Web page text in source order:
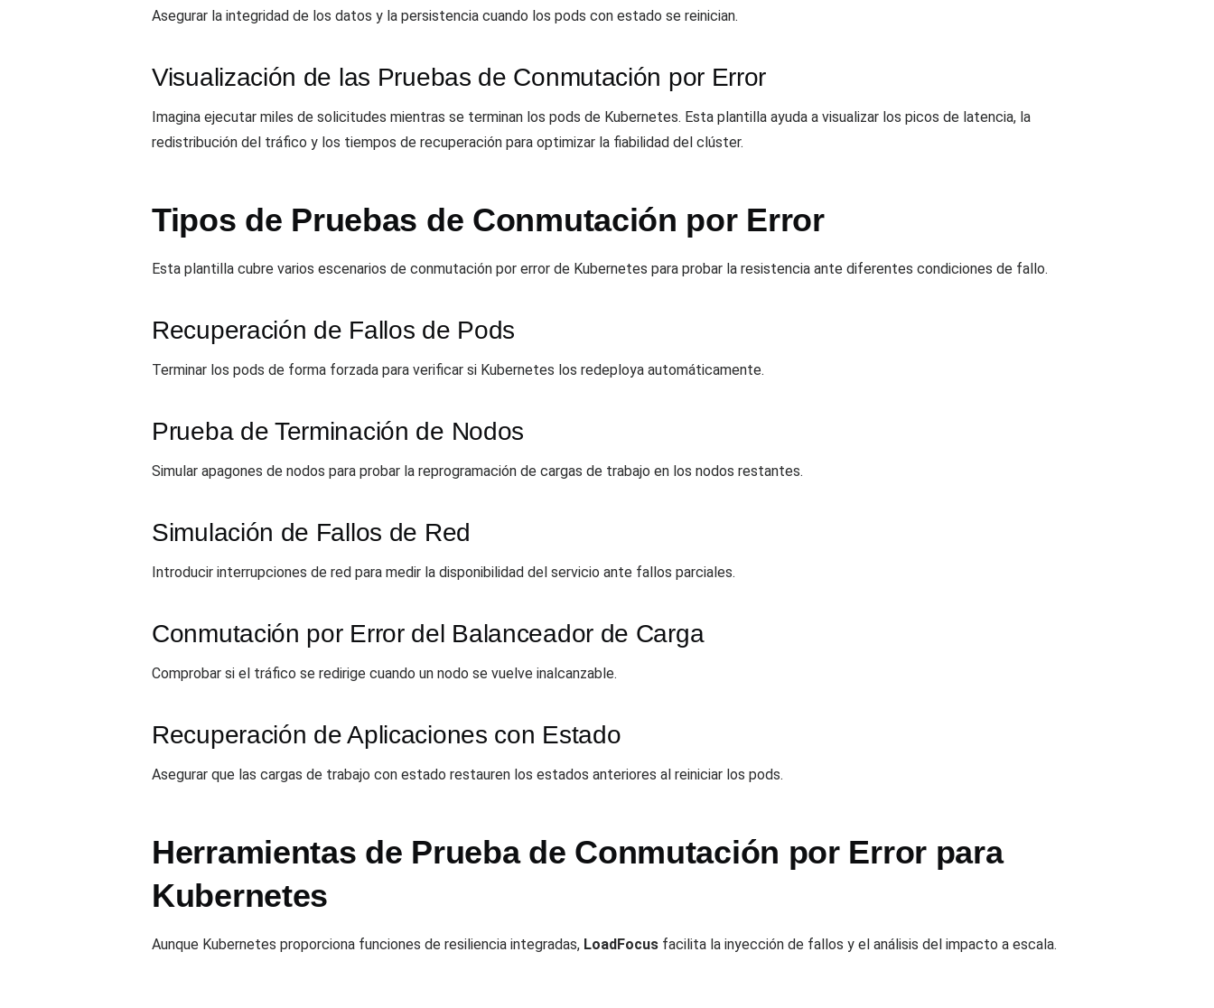
Asegurar la integridad de los datos y la persistencia cuando los pods con estado se reinician.
Visualización de las Pruebas de Conmutación por Error
Imagina ejecutar miles de solicitudes mientras se terminan los pods de Kubernetes. Esta plantilla ayuda a visualizar los picos de latencia, la
redistribución del tráfico y los tiempos de recuperación para optimizar la fiabilidad del clúster.
Tipos de Pruebas de Conmutación por Error
Esta plantilla cubre varios escenarios de conmutación por error de Kubernetes para probar la resistencia ante diferentes condiciones de fallo.
Recuperación de Fallos de Pods
Terminar los pods de forma forzada para verificar si Kubernetes los redeploya automáticamente.
Prueba de Terminación de Nodos
Simular apagones de nodos para probar la reprogramación de cargas de trabajo en los nodos restantes.
Simulación de Fallos de Red
Introducir interrupciones de red para medir la disponibilidad del servicio ante fallos parciales.
Conmutación por Error del Balanceador de Carga
Comprobar si el tráfico se redirige cuando un nodo se vuelve inalcanzable.
Recuperación de Aplicaciones con Estado
Asegurar que las cargas de trabajo con estado restauren los estados anteriores al reiniciar los pods.
Herramientas de Prueba de Conmutación por Error para
Kubernetes
Aunque Kubernetes proporciona funciones de resiliencia integradas, LoadFocus facilita la inyección de fallos y el análisis del impacto a escala.